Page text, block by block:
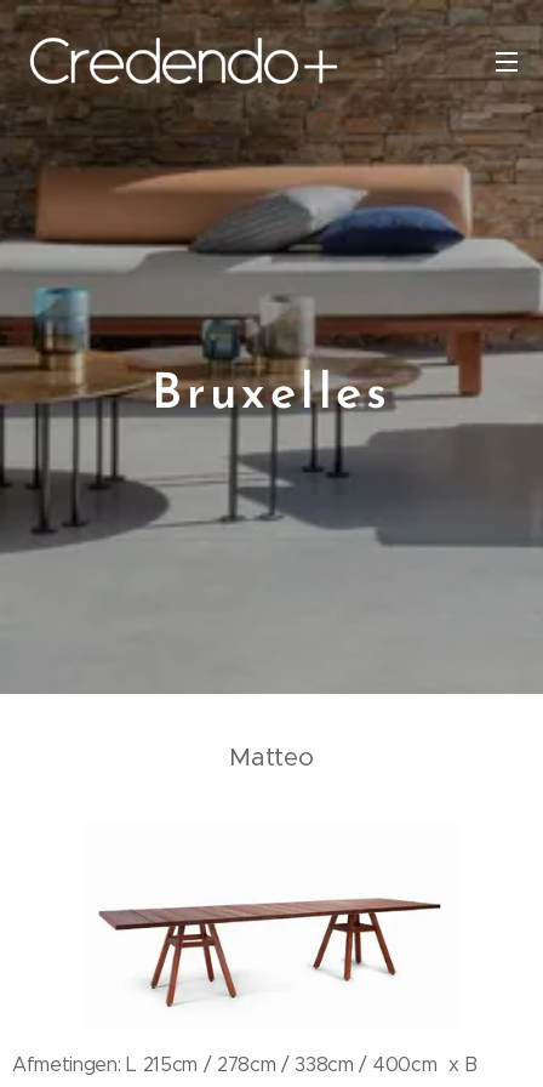
Bruxelles
Matteo
Afmetingen: L 215cm / 278cm / 338cm / 400cm x B